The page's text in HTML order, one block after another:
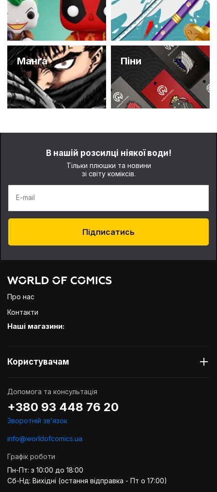
Манґа Піни
В нашій розсилці ніякої води!
Тільки плюшки та новини
зі світу коміксів.
E-mail
Підписатись
Про нас
Контакти
Наші магазини:
Користувачам
Допомога та консультація
+380 93 448 76 20
Зворотній звʼязок
info@worldofcomics.ua
Графік роботи
Пн-Пт: з 10:00 до 18:00
Сб-Нд: Вихідні (остання відправка - Пт о 17:00)